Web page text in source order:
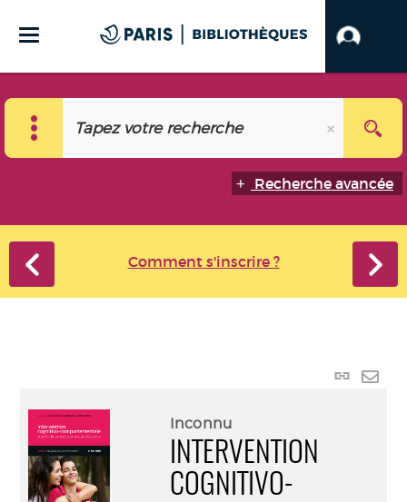
Recherche avancée
Comment s'inscrire ?
Lien
Inconnu
INTERVENTION
COGNITIVO-